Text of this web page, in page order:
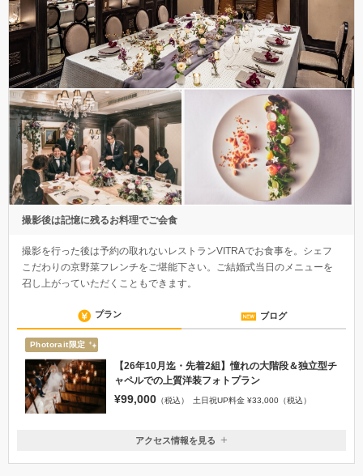
撮影後は記憶に残るお料理でご会食
撮影を行った後は予約の取れないレストランVITRAでお食事を。シェフ
こだわりの京野菜フレンチをご堪能下さい。ご結婚式当日のメニューを
召し上がっていただくこともできます。
プラン ブログ
Photorait限定
【26年10月迄・先着2組】憧れの大階段＆独立型チ
ャペルでの上質洋装フォトプラン
¥99,000 （税込） 土日祝UP料金 ¥33,000（税込）
愛知県名古屋市千種区御棚町3丁目26番地
アクセス情報を見る